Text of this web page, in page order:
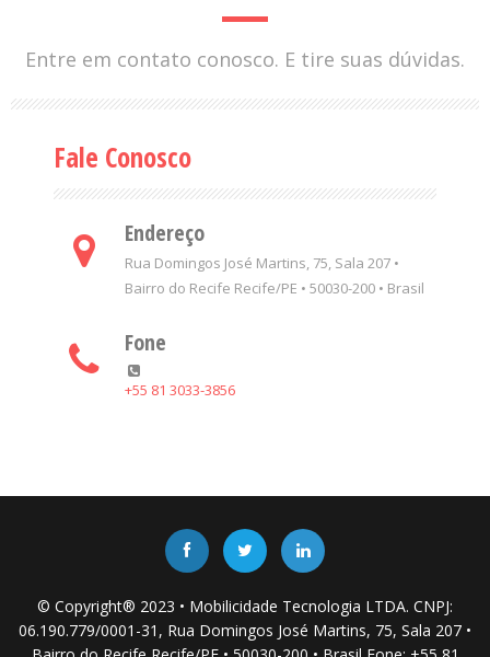
Entre em contato conosco. E tire suas dúvidas.
Fale Conosco
Endereço
Rua Domingos José Martins, 75, Sala 207 •
Bairro do Recife Recife/PE • 50030-200 • Brasil
Fone
+55 81 3033-3856
© Copyright® 2023 • Mobilicidade Tecnologia LTDA. CNPJ:
06.190.779/0001-31, Rua Domingos José Martins, 75, Sala 207 •